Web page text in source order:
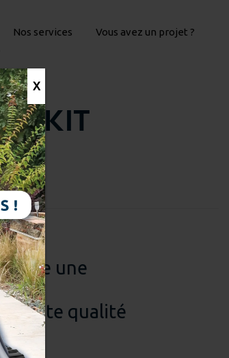
Nos services Vous avez un projet ?
KIT
une
haute qualité
X